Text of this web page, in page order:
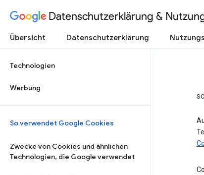
Datenschutzerklärung &
Übersicht Datenschutzerklärung
Technologien
Werbung
So verwendet Google Cookies
Zwecke von Cookies und ähnlichen
Technologien, die Google verwendet